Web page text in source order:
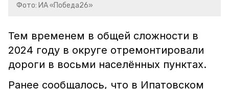
Фото: ИА «Победа26»
Тем временем в общей сложности в
2024 году в округе отремонтировали
дороги в восьми населённых пунктах.
Ранее сообщалось, что в Ипатовском